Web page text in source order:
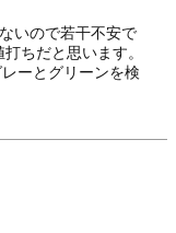
いので若干不安で
ちだと思います。
ーとグリーンを検